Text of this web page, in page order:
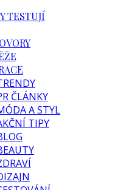
TESTUJÍ
ČLÁNKY
A STYL
TIPY